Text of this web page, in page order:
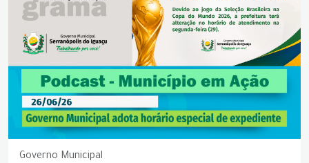
Governo Municipal